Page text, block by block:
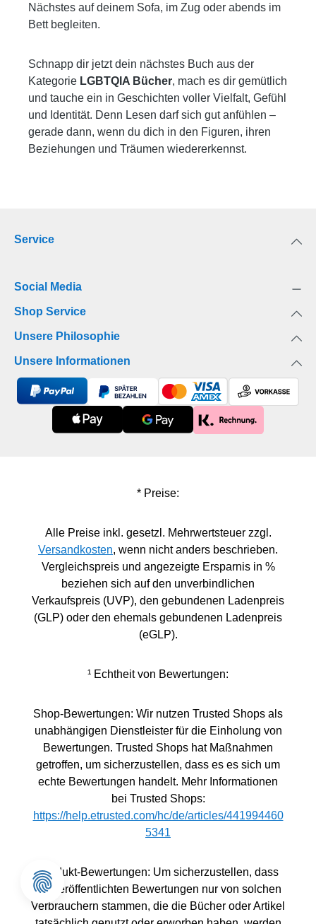
Nächstes auf deinem Sofa, im Zug oder abends im
Bett begleiten.
Schnapp dir jetzt dein nächstes Buch aus der
Kategorie LGBTQIA Bücher, mach es dir gemütlich
und tauche ein in Geschichten voller Vielfalt, Gefühl
und Identität. Denn Lesen darf sich gut anfühlen –
gerade dann, wenn du dich in den Figuren, ihren
Beziehungen und Träumen wiedererkennst.
Service
Social Media
Shop Service
Unsere Philosophie
Unsere Informationen
* Preise:
Alle Preise inkl. gesetzl. Mehrwertsteuer zzgl.
Versandkosten, wenn nicht anders beschrieben.
Vergleichspreis und angezeigte Ersparnis in %
beziehen sich auf den unverbindlichen
Verkaufspreis (UVP), den gebundenen Ladenpreis
(GLP) oder den ehemals gebundenen Ladenpreis
(eGLP).
¹ Echtheit von Bewertungen:
Shop-Bewertungen: Wir nutzen Trusted Shops als
unabhängigen Dienstleister für die Einholung von
Bewertungen. Trusted Shops hat Maßnahmen
getroffen, um sicherzustellen, dass es es sich um
echte Bewertungen handelt. Mehr Informationen
bei Trusted Shops:
https://help.etrusted.com/hc/de/articles/441994460
5341
Produkt-Bewertungen: Um sicherzustellen, dass
die veröffentlichten Bewertungen nur von solchen
Verbrauchern stammen, die die Bücher oder Artikel